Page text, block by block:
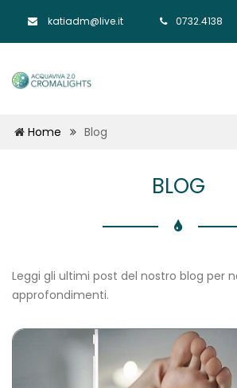
katiadm@live.it 0732.4138
Home Blog
BLOG
Leggi gli ultimi post del nostro blog per
approfondimenti.